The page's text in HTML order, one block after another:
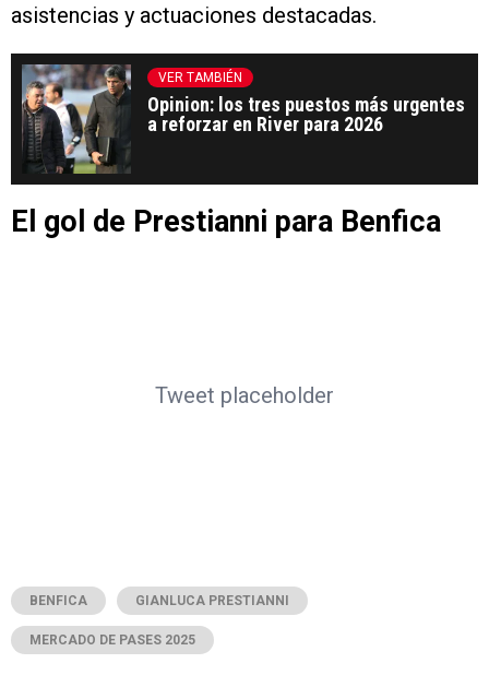
asistencias y actuaciones destacadas.
VER TAMBIÉN
Opinion: los tres puestos más urgentes
a reforzar en River para 2026
El gol de Prestianni para Benfica
Tweet placeholder
BENFICA GIANLUCA PRESTIANNI
MERCADO DE PASES 2025